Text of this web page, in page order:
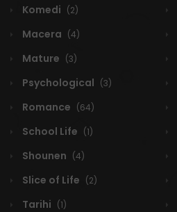
Komedi (2)
Macera (4)
Mature (3)
Psychological (3)
Romance (64)
School Life (1)
Shounen (4)
Slice of Life (2)
Tarihi (1)